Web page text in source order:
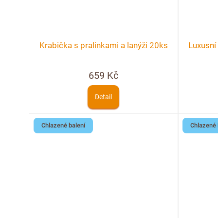
Krabička s pralinkami a lanýži 20ks
659 Kč
Detail
Chlazené balení Chlazené